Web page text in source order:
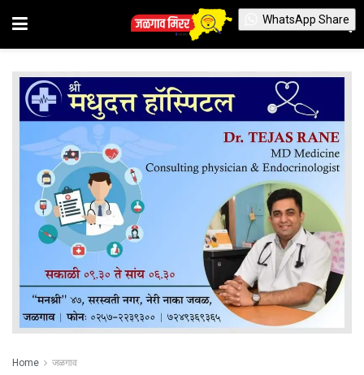
Home जळगाव
WhatsApp Share